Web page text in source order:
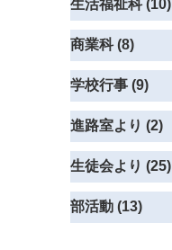
生活福祉科 (10)
商業科 (8)
学校行事 (9)
進路室より (2)
生徒会より (25)
部活動 (13)